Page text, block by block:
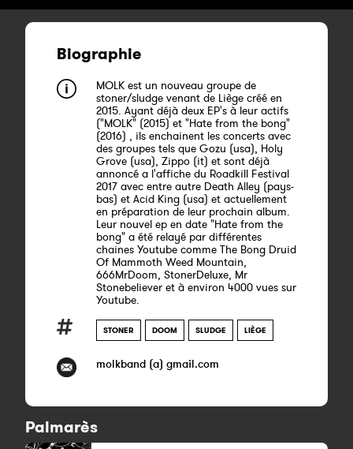
Biographie
MOLK est un nouveau groupe de
stoner/sludge venant de Liège créé en
2015. Ayant déjà deux EP's à leur actifs
("MOLK" (2015) et "Hate from the bong"
(2016) , ils enchainent les concerts avec
des groupes tels que Gozu (usa), Holy
Grove (usa), Zippo (it) et sont déjà
annoncé a l'affiche du Roadkill Festival
2017 avec entre autre Death Alley (pays-
bas) et Acid King (usa) et actuellement
en préparation de leur prochain album.
Leur nouvel ep en date "Hate from the
bong" a été relayé par différentes
chaines Youtube comme The Bong Druid
Of Mammoth Weed Mountain,
666MrDoom, StonerDeluxe, Mr
Stonebeliever et à environ 4000 vues sur
Youtube.
STONER DOOM SLUDGE LIÈGE
molkband (a) gmail.com
Palmarès